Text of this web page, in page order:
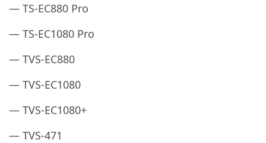
— TS-EC880 Pro
— TS-EC1080 Pro
— TVS-EC880
— TVS-EC1080
— TVS-EC1080+
— TVS-471